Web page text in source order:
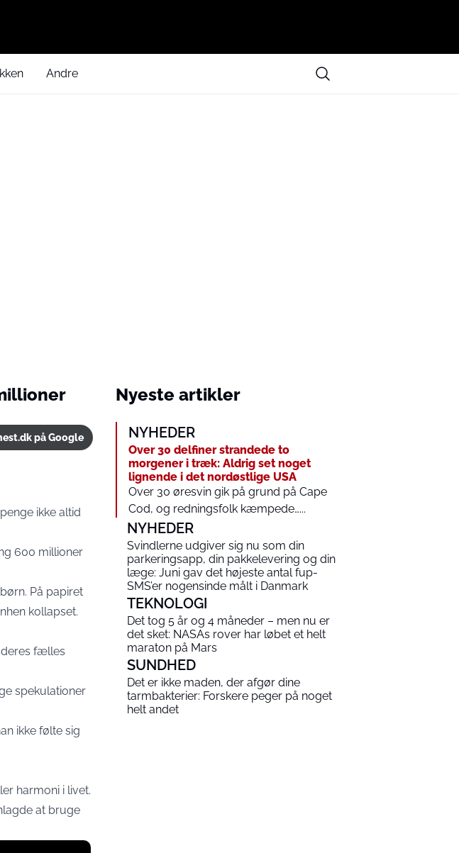
Andre
på Google
ikke altid
600 millioner
På papiret
kollapset.
deres fælles
spekulationer
ikke følte sig
harmoni i livet.
at bruge
Nyeste artikler
NYHEDER
Over 30 delfiner strandede to
morgener i træk: Aldrig set noget
lignende i det nordøstlige USA
Over 30 øresvin gik på grund på Cape
Cod, og redningsfolk kæmpede…...
NYHEDER
Svindlerne udgiver sig nu som din
parkeringsapp, din pakkelevering og din
læge: Juni gav det højeste antal fup-
SMS’er nogensinde målt i Danmark
TEKNOLOGI
Det tog 5 år og 4 måneder – men nu er
det sket: NASAs rover har løbet et helt
maraton på Mars
SUNDHED
Det er ikke maden, der afgør dine
tarmbakterier: Forskere peger på noget
helt andet